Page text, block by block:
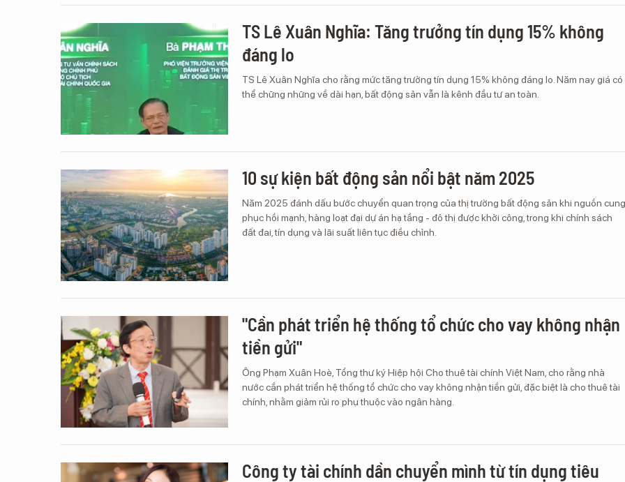
TS Lê Xuân Nghĩa: Tăng trưởng tín dụng 15% không
đáng lo
TS Lê Xuân Nghĩa cho rằng mức tăng trưởng tín dụng 15% không đáng lo. Năm nay giá có
thể chững những về dài hạn, bất động sản vẫn là kênh đầu tư an toàn.
10 sự kiện bất động sản nổi bật năm 2025
Năm 2025 đánh dấu bước chuyển quan trọng của thị trường bất động sản khi nguồn cung
phục hồi mạnh, hàng loạt đại dự án hạ tầng - đô thị được khởi công, trong khi chính sách
đất đai, tín dụng và lãi suất liên tục điều chỉnh.
"Cần phát triển hệ thống tổ chức cho vay không nhận
tiền gửi"
Ông Phạm Xuân Hoè, Tổng thư ký Hiệp hội Cho thuê tài chính Việt Nam, cho rằng nhà
nước cần phát triển hệ thống tổ chức cho vay không nhận tiền gửi, đặc biệt là cho thuê tài
chính, nhằm giảm rủi ro phụ thuộc vào ngân hàng.
Công ty tài chính dần chuyển mình từ tín dụng tiêu